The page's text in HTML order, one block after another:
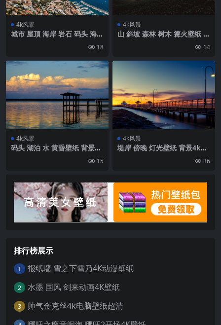
4k风景
城市 屋顶 海岸 岩石 码头 海壁
18
4k风景
山 斜坡 森林 树木 篝火壁纸 背
14
4k风景
码头 湖泊 水 黄昏壁纸 背景4k
15
4k风景
堤岸 傍晚 灯光壁纸 背景4k高
36
排行榜展示
1 报纸墙 雪之下雪乃4K动漫壁纸
2 水墨 国风 剑来动画4K壁纸
3 帅气金克丝4k电脑壁纸超清